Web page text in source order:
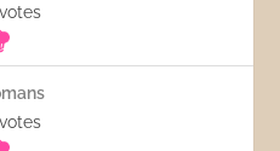
votes
votes